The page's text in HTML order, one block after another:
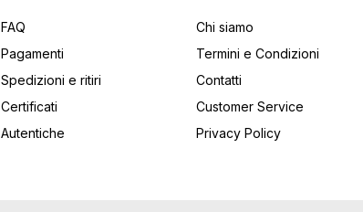
FAQ
Pagamenti
Spedizioni e ritiri
Certificati
Autentiche
Chi siamo
Termini e Condizioni
Contatti
Customer Service
Privacy Policy